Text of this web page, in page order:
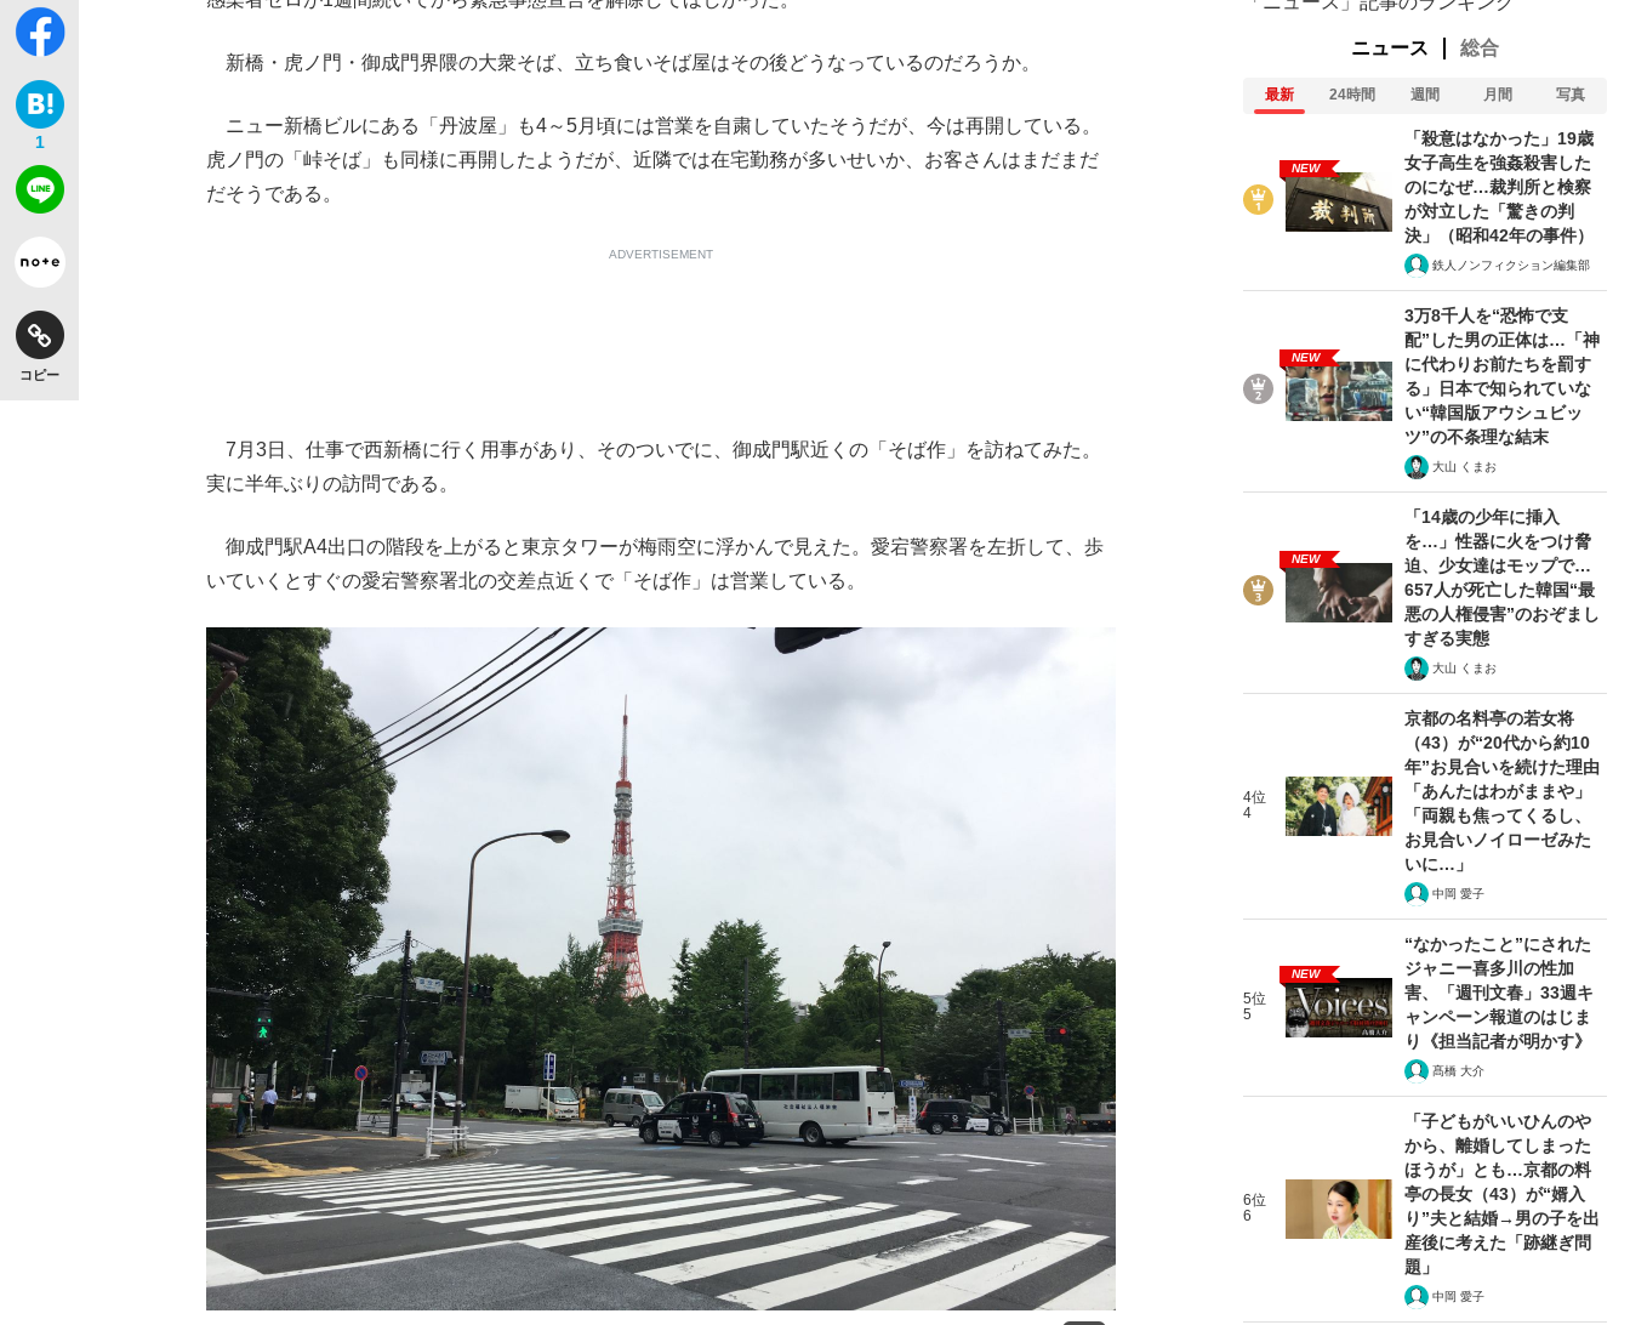
1
コピー
新橋・虎ノ門・御成門界隈の大衆そば、立ち食いそば屋はその後どうなっているのだろうか。
ニュー新橋ビルにある「丹波屋」も4～5月頃には営業を自粛していたそうだが、今は再開している。
虎ノ門の「峠そば」も同様に再開したようだが、近隣では在宅勤務が多いせいか、お客さんはまだまだ
だそうである。
ADVERTISEMENT
7月3日、仕事で西新橋に行く用事があり、そのついでに、御成門駅近くの「そば作」を訪ねてみた。
実に半年ぶりの訪問である。
御成門駅A4出口の階段を上がると東京タワーが梅雨空に浮かんで見えた。愛宕警察署を左折して、歩
いていくとすぐの愛宕警察署北の交差点近くで「そば作」は営業している。
ニュース 総合
最新 24時間 週間 月間 写真
NEW
「殺意はなかった」19歳
女子高生を強姦殺害した
のになぜ…裁判所と検察
が対立した「驚きの判
決」（昭和42年の事件）
鉄人ノンフィクション編集部
NEW
3万8千人を“恐怖で支
配”した男の正体は…「神
に代わりお前たちを罰す
る」日本で知られていな
い“韓国版アウシュビッ
ツ”の不条理な結末
大山 くまお
NEW
「14歳の少年に挿入
を…」性器に火をつけ脅
迫、少女達はモップで…
657人が死亡した韓国“最
悪の人権侵害”のおぞまし
すぎる実態
大山 くまお
4位
4
京都の名料亭の若女将
（43）が“20代から約10
年”お見合いを続けた理由
「あんたはわがままや」
「両親も焦ってくるし、
お見合いノイローゼみた
いに…」
中岡 愛子
5位
5
NEW
“なかったこと”にされた
ジャニー喜多川の性加
害、「週刊文春」33週キ
ャンペーン報道のはじま
り《担当記者が明かす》
髙橋 大介
6位
6
「子どもがいいひんのや
から、離婚してしまった
ほうが」とも…京都の料
亭の長女（43）が“婿入
り”夫と結婚→男の子を出
産後に考えた「跡継ぎ問
題」
中岡 愛子